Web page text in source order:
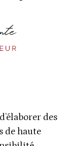
des
de haute